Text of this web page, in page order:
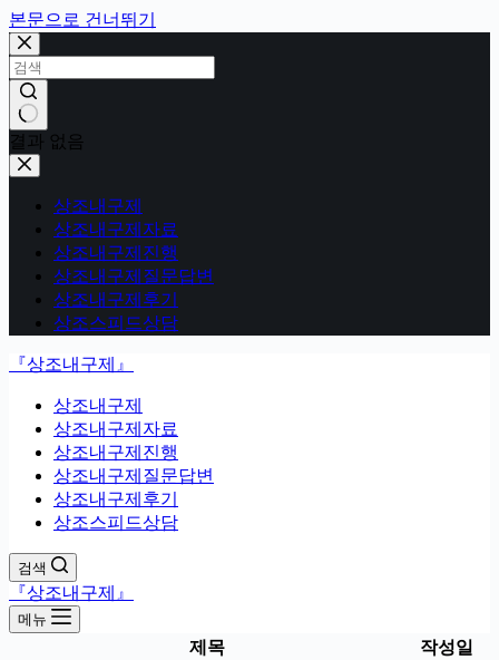
본문으로 건너뛰기
결과 없음
상조내구제
상조내구제자료
상조내구제진행
상조내구제질문답변
상조내구제후기
상조스피드상담
『상조내구제』
상조내구제
상조내구제자료
상조내구제진행
상조내구제질문답변
상조내구제후기
상조스피드상담
검색
『상조내구제』
메뉴
제목
작성일